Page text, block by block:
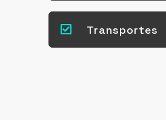
 Transportes